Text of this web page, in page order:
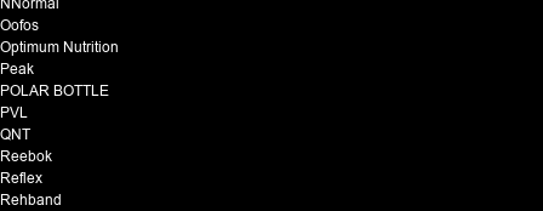
Oofos
Optimum Nutrition
Peak
POLAR BOTTLE
PVL
QNT
Reebok
Reflex
Rehband